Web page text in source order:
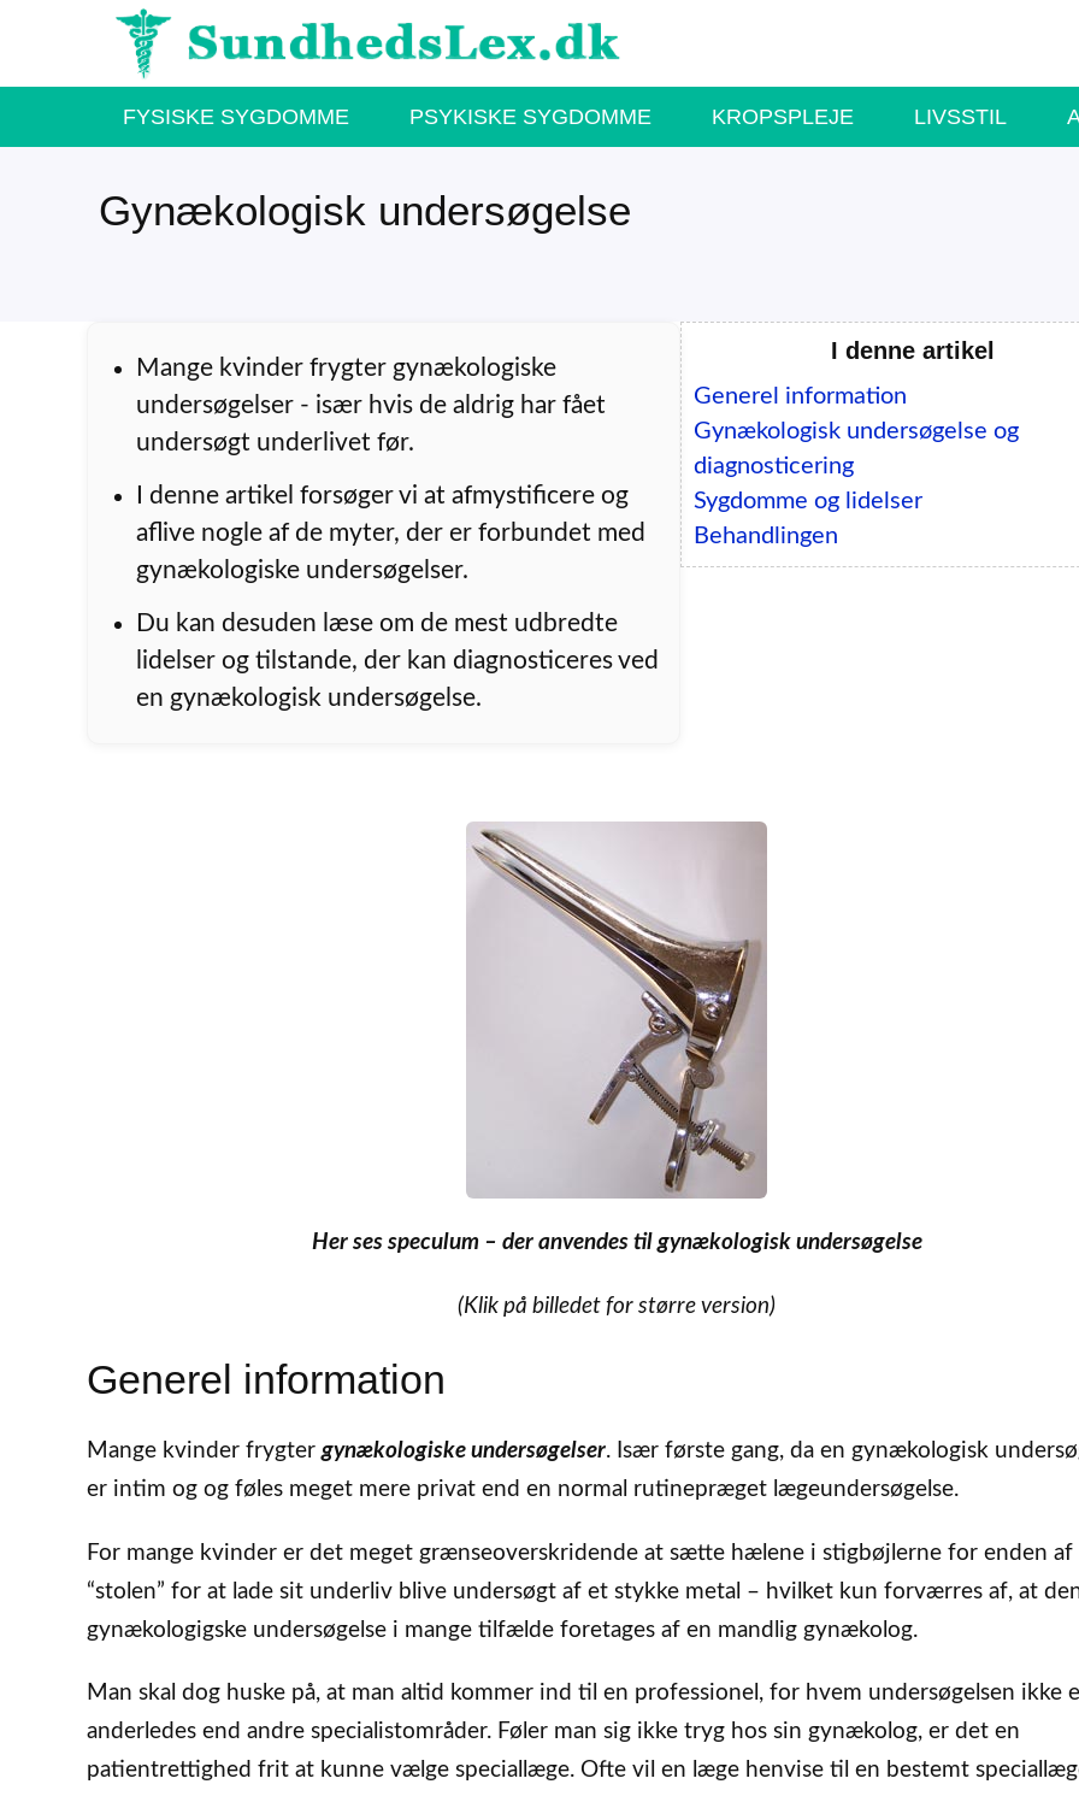
indhold
FYSISKE SYGDOMME PSYKISKE SYGDOMME KROPSPLEJE LIVSSTIL
Gynækologisk undersøgelse
Mange kvinder frygter gynækologiske
undersøgelser - især hvis de aldrig har fået
undersøgt underlivet før.
I denne artikel forsøger vi at afmystificere og
aflive nogle af de myter, der er forbundet med
gynækologiske undersøgelser.
Du kan desuden læse om de mest udbredte
lidelser og tilstande, der kan diagnosticeres ved
en gynækologisk undersøgelse.
I denne artikel
Generel information
Gynækologisk undersøgelse og
diagnosticering
Sygdomme og lidelser
Behandlingen
Her ses speculum – der anvendes til gynækologisk undersøgelse
(Klik på billedet for større version)
Generel information
Mange kvinder frygter gynækologiske undersøgelser. Især første gang, da en gynækologisk
er intim og og føles meget mere privat end en normal rutinepræget lægeundersøgelse.
For mange kvinder er det meget grænseoverskridende at sætte hælene i stigbøjlerne for enden af
“stolen” for at lade sit underliv blive undersøgt af et stykke metal – hvilket kun forværres af, at
gynækologigske undersøgelse i mange tilfælde foretages af en mandlig gynækolog.
Man skal dog huske på, at man altid kommer ind til en professionel, for hvem undersøgelsen ikke
anderledes end andre specialistområder. Føler man sig ikke tryg hos sin gynækolog, er det en
patientrettighed frit at kunne vælge speciallæge. Ofte vil en læge henvise til en bestemt